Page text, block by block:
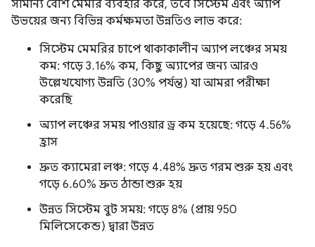
সামান্য বেশি মেমরি ব্যবহার করে, তবে সিস্টেম এবং অ্যাপ
উভয়ের জন্য বিভিন্ন কর্মক্ষমতা উন্নতিও লাভ করে:
সিস্টেম মেমরির চাপে থাকাকালীন অ্যাপ লঞ্চের সময়
কম: গড়ে 3.16% কম, কিছু অ্যাপের জন্য আরও
উল্লেখযোগ্য উন্নতি (30% পর্যন্ত) যা আমরা পরীক্ষা
করেছি
অ্যাপ লঞ্চের সময় পাওয়ার ড্র কম হয়েছে: গড়ে 4.56%
হ্রাস
দ্রুত ক্যামেরা লঞ্চ: গড়ে 4.48% দ্রুত গরম শুরু হয় এবং
গড়ে 6.60% দ্রুত ঠান্ডা শুরু হয়
উন্নত সিস্টেম বুট সময়: গড়ে 8% (প্রায় 950
মিলিসেকেন্ড) দ্বারা উন্নত